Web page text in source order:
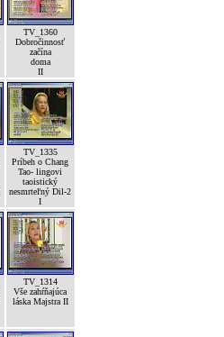
TV_1360
Dobročinnosť
začína
doma
II
TV_1335
Príbeh o Chang
Tao- lingovi
taoistický
nesmrteľný Dil-2
I
TV_1314
Vše zahŕňajúca
láska Majstra II